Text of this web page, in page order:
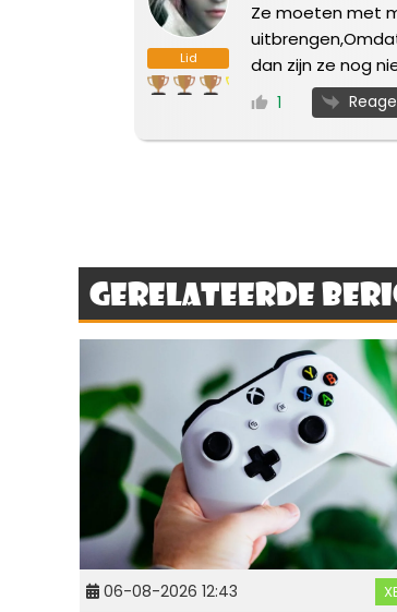
Lid
Ze moeten met
dan zijn ze nog
1
Gerelateerde
06-08-2026 12:43